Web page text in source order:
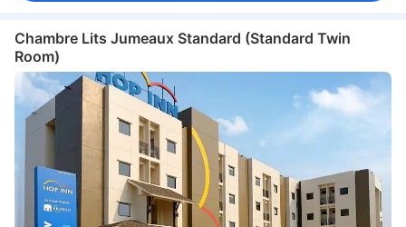
Chambre Lits Jumeaux Standard (Standard Twin
Room)